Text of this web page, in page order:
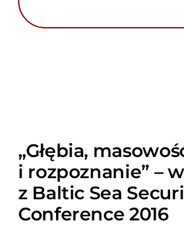
„Głębia,
i rozpoznanie” –
z Baltic Sea
Conference 2016